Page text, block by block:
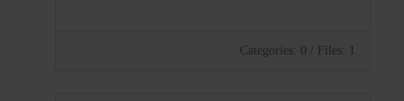
Categories: 0 / Files: 1